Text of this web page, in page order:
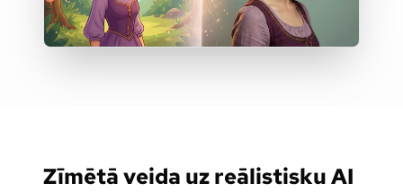
Zīmētā veida uz reālistisku AI